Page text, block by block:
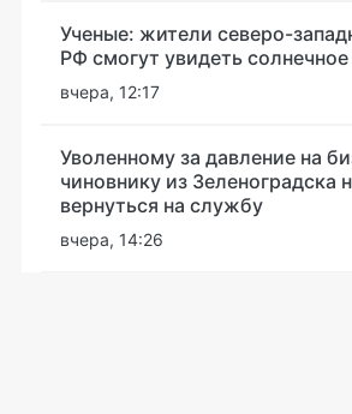
Ученые: жители северо-
РФ смогут увидеть
вчера, 12:17
Уволенному за давление на
чиновнику из Зеленоградска
вернуться на службу
вчера, 14:26